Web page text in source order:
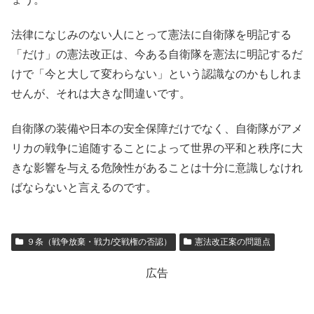
法律になじみのない人にとって憲法に自衛隊を明記する
「だけ」の憲法改正は、今ある自衛隊を憲法に明記するだ
けで「今と大して変わらない」という認識なのかもしれま
せんが、それは大きな間違いです。
自衛隊の装備や日本の安全保障だけでなく、自衛隊がアメ
リカの戦争に追随することによって世界の平和と秩序に大
きな影響を与える危険性があることは十分に意識しなけれ
ばならないと言えるのです。
９条（戦争放棄・戦力/交戦権の否認） 憲法改正案の問題点
広告